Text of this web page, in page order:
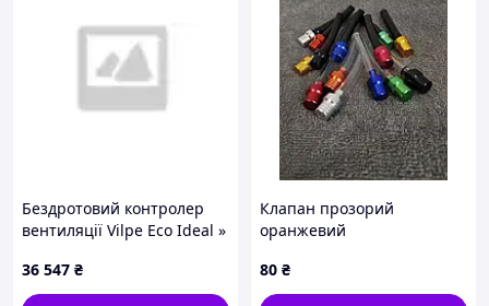
Бездротовий контролер
вентиляції Vilpe Eco Ideal »
36 547 ₴
Клапан прозорий
оранжевий
80 ₴